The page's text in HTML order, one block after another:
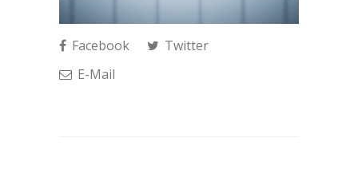
Facebook
Twitter
E-Mail